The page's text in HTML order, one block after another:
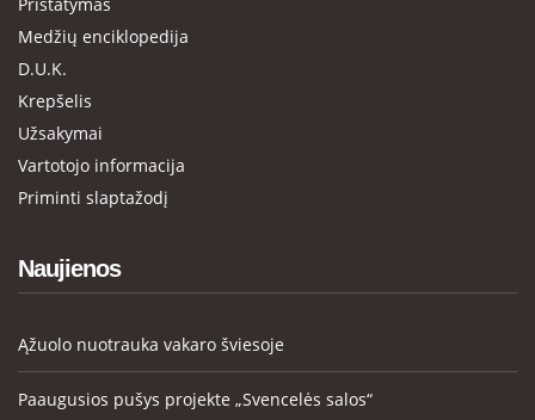
Medžių enciklopedija
D.U.K.
Krepšelis
Užsakymai
Vartotojo informacija
Priminti slaptažodį
Naujienos
Ąžuolo nuotrauka vakaro šviesoje
Paaugusios pušys projekte „Svencelės salos“